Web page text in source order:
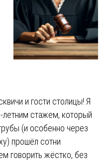
и гости столицы! Я
летним стажем, который
(и особенно через
прошёл сотни
говорить жёстко, без